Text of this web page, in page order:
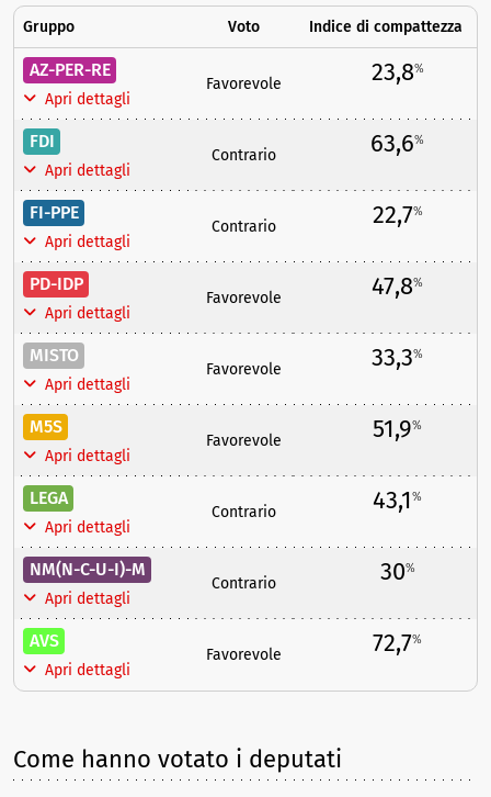
Gruppo Voto Indice di compattezza
AZ-PER-RE
Apri dettagli
Favorevole 23,8%
FDI
Apri dettagli
Contrario 63,6%
FI-PPE
Apri dettagli
Contrario 22,7%
PD-IDP
Apri dettagli
Favorevole 47,8%
MISTO
Apri dettagli
Favorevole 33,3%
M5S
Apri dettagli
Favorevole 51,9%
LEGA
Apri dettagli
Contrario 43,1%
NM(N-C-U-I)-M
Apri dettagli
Contrario 30%
AVS
Apri dettagli
Favorevole 72,7%
Come hanno votato i deputati